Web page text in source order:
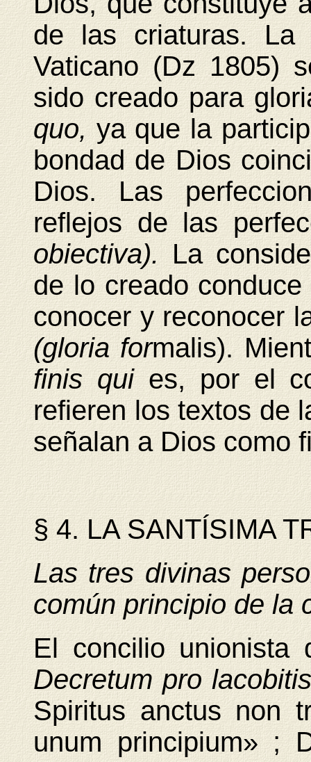
de las criaturas. La
Vaticano (Dz 1805)
sido creado para
quo, ya que la
bondad de Dios
Dios. Las
reflejos de las
obiectiva). La
de lo creado
conocer y reconocer
(gloria formalis).
finis quies, por el
refieren los textos de
señalan a Dios como
§ 4. LA SANTÍSIMA
Las tres divinas
común principio de la
El concilio unionista
Decretum pro
Spiritus anctus non
unum principium» ;